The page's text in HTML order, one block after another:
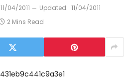
11/04/2011 Updated: 11/04/2011
2 Mins Read